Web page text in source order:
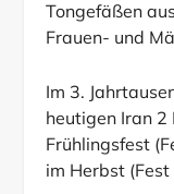
Tongefäßen
Frauen- und
Im 3.
heutigen Iran 2
Frühlingsfest
im Herbst